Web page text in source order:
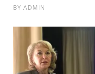
BY ADMIN